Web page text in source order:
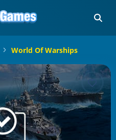
World Of Warships